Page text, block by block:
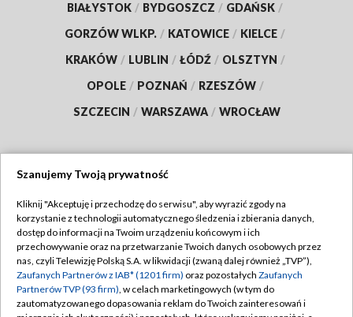
BIAŁYSTOK / BYDGOSZCZ / GDAŃSK /
GORZÓW WLKP. / KATOWICE / KIELCE /
KRAKÓW / LUBLIN / ŁÓDŹ / OLSZTYN /
OPOLE / POZNAŃ / RZESZÓW /
SZCZECIN / WARSZAWA / WROCŁAW
TVP
Abonament TVP
Emisja w TVP
Centrum informacji TVP
Regulamin TVP
Polityka prywatności
Moje zgody
Szanujemy Twoją prywatność
Kliknij "Akceptuję i przechodzę do serwisu", aby wyrazić zgody na
korzystanie z technologii automatycznego śledzenia i zbierania danych,
dostęp do informacji na Twoim urządzeniu końcowym i ich
przechowywanie oraz na przetwarzanie Twoich danych osobowych przez
nas, czyli Telewizję Polską S.A. w likwidacji (zwaną dalej również „TVP”),
Zaufanych Partnerów z IAB* (1201 firm) oraz pozostałych Zaufanych
Partnerów TVP (93 firm), w celach marketingowych (w tym do
zautomatyzowanego dopasowania reklam do Twoich zainteresowań i